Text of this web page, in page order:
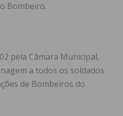
Bombeiro.
pela Câmara Municipal,
a todos os soldados
de Bombeiros do